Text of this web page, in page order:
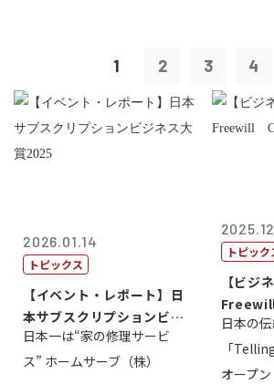
1 2 3 4
2026.01.14
トピックス
【イベント・レポート】日
本サブスクリプションビジ
ネス大賞20...
日本一は“家の修理サービ
ス” ホームサーブ（株）
トピック
【ビジ
氏
日本の
「
オープン